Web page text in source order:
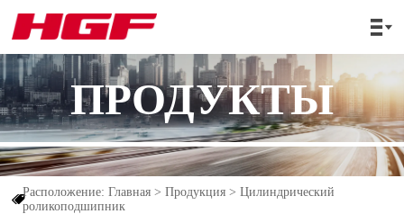

ПРОДУКТЫ

Расположение:Главная >Продукция >Цилиндрический
роликоподшипник